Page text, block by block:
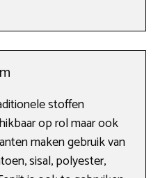
stoffen
op rol maar ook
maken gebruik van
sisal, polyester,